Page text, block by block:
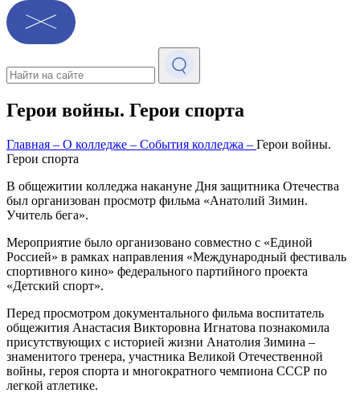
Герои войны. Герои спорта
Главная – О колледже – События колледжа – Герои войны.
Герои спорта
В общежитии колледжа накануне Дня защитника Отечества
был организован просмотр фильма «Анатолий Зимин.
Учитель бега».
Мероприятие было организовано совместно с «Единой
Россией» в рамках направления «Международный фестиваль
спортивного кино» федерального партийного проекта
«Детский спорт».
Перед просмотром документального фильма воспитатель
общежития Анастасия Викторовна Игнатова познакомила
присутствующих с историей жизни Анатолия Зимина –
знаменитого тренера, участника Великой Отечественной
войны, героя спорта и многократного чемпиона СССР по
легкой атлетике.